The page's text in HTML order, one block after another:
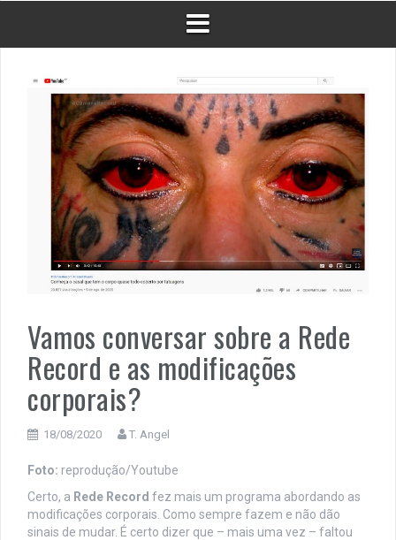
Vamos conversar sobre a Rede
Record e as modificações
corporais?
18/08/2020 T. Angel
Foto: reprodução/Youtube
Certo, a Rede Record fez mais um programa abordando as
modificações corporais. Como sempre fazem e não dão
sinais de mudar. É certo dizer que – mais uma vez – faltou